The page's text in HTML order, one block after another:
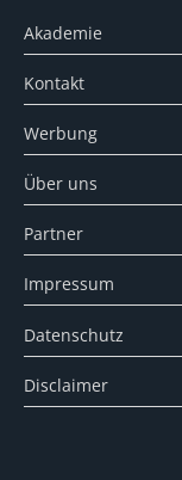
Akademie
Kontakt
Werbung
Über uns
Partner
Impressum
Datenschutz
Disclaimer